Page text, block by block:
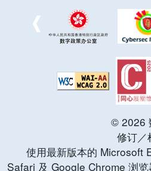
© 2026
修订／
使用最新版本的 Microsoft
Safari 及 Google Chrome 浏